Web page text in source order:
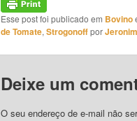
Esse post foi publicado em Bovino
de Tomate, Strogonoffpor
Deixe um
O seu endereço de e-mail não